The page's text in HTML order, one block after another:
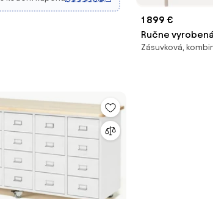
1 899 €
Ručne
Zásuvková,